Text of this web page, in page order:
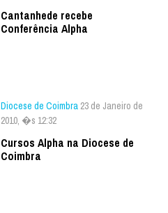
Cantanhede recebe
Conferência Alpha
Diocese de Coimbra 23 de Janeiro de
2010, �s 12:32
Cursos Alpha na Diocese de
Coimbra